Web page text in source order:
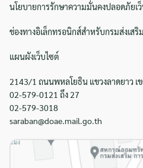
นโยบายการรักษาความมั่นคงปลอดภัยเ
ช่องทางอิเล็กทรอนิกส์สำหรับกรมส่งเสริ
แผนผังเว็บไซต์
2143/1 ถนนพหลโยธิน แขวงลาดยาว เ
02-579-0121 ถึง 27
02-579-3018
saraban@doae.mail.go.th